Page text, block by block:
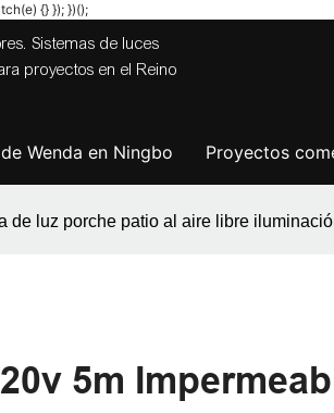
{} }); })();
Sistemas de luces
proyectos en el Reino
Wenda en Ningbo Proyectos
de luz porche patio al aire libre
5m